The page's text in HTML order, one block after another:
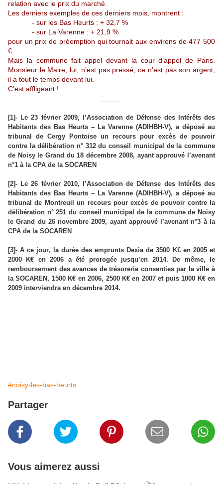
relation avec le prix du marché.
Les derniers exemples de ces derniers mois, montrent :
- sur les Bas Heurts : + 32,7 %
- sur La Varenne : + 21,9 %
pour un prix de préemption qui tournait aux environs de 477 500
€.
Mais la commune fait appel devant la cour d’appel de Paris.
Monsieur le Maire, lui, n’est pas pressé, ce n’est pas son argent,
il a tout le temps devant lui.
C’est affligeant !
[1]- Le 23 février 2009, l’Association de Défense des Intérêts des
Habitants des Bas Heurts – La Varenne (ADIHBH-V), a déposé au
tribunal de Cergy Pontoise un recours pour excès de pouvoir
contre la délibération n° 312 du conseil municipal de la commune
de Noisy le Grand du 18 décembre 2008, ayant approuvé l’avenant
n°1 à la CPA de la SOCAREN
[2]- Le 26 février 2010, l’Association de Défense des Intérêts des
Habitants des Bas Heurts – La Varenne (ADIHBH-V), a déposé au
tribunal de Montreuil un recours pour excès de pouvoir contre la
délibération n° 251 du conseil municipal de la commune de Noisy
le Grand du 26 novembre 2009, ayant approuvé l’avenant n°3 à la
CPA de la SOCAREN
[3]- A ce jour, la durée des emprunts Dexia de 3500 K€ en 2005 et
2000 K€ en 2006 a été prorogée jusqu’en 2014. De même, le
remboursement des avances de trésorerie consenties par la ville à
la SOCAREN, 1500 K€ en 2006, 2500 K€ en 2007 et puis 1000 K€ en
2009 interviendra en décembre 2014.
#noisy-les-bas-heurts
Partager
Vous aimerez aussi